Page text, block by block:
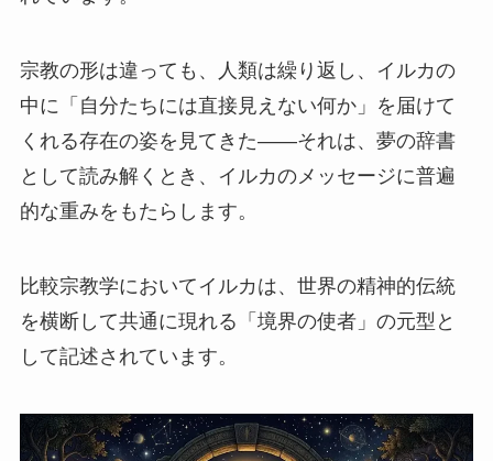
宗教の形は違っても、人類は繰り返し、イルカの
中に「自分たちには直接見えない何か」を届けて
くれる存在の姿を見てきた——それは、夢の辞書
として読み解くとき、イルカのメッセージに普遍
的な重みをもたらします。
比較宗教学においてイルカは、世界の精神的伝統
を横断して共通に現れる「境界の使者」の元型と
して記述されています。